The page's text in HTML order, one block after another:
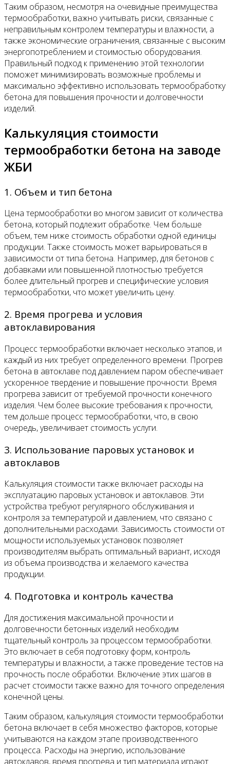
Таким образом, несмотря на очевидные преимущества
термообработки, важно учитывать риски, связанные с
неправильным контролем температуры и влажности, а
также экономические ограничения, связанные с высоким
энергопотреблением и стоимостью оборудования.
Правильный подход к применению этой технологии
поможет минимизировать возможные проблемы и
максимально эффективно использовать термообработку
бетона для повышения прочности и долговечности
изделий.
Калькуляция стоимости
термообработки бетона на заводе
ЖБИ
1. Объем и тип бетона
Цена термообработки во многом зависит от количества
бетона, который подлежит обработке. Чем больше
объем, тем ниже стоимость обработки одной единицы
продукции. Также стоимость может варьироваться в
зависимости от типа бетона. Например, для бетонов с
добавками или повышенной плотностью требуется
более длительный прогрев и специфические условия
термообработки, что может увеличить цену.
2. Время прогрева и условия
автоклавирования
Процесс термообработки включает несколько этапов, и
каждый из них требует определенного времени. Прогрев
бетона в автоклаве под давлением паром обеспечивает
ускоренное твердение и повышение прочности. Время
прогрева зависит от требуемой прочности конечного
изделия. Чем более высокие требования к прочности,
тем дольше процесс термообработки, что, в свою
очередь, увеличивает стоимость услуги.
3. Использование паровых установок и
автоклавов
Калькуляция стоимости также включает расходы на
эксплуатацию паровых установок и автоклавов. Эти
устройства требуют регулярного обслуживания и
контроля за температурой и давлением, что связано с
дополнительными расходами. Зависимость стоимости от
мощности используемых установок позволяет
производителям выбрать оптимальный вариант, исходя
из объема производства и желаемого качества
продукции.
4. Подготовка и контроль качества
Для достижения максимальной прочности и
долговечности бетонных изделий необходим
тщательный контроль за процессом термообработки.
Это включает в себя подготовку форм, контроль
температуры и влажности, а также проведение тестов на
прочность после обработки. Включение этих шагов в
расчет стоимости также важно для точного определения
конечной цены.
Таким образом, калькуляция стоимости термообработки
бетона включает в себя множество факторов, которые
учитываются на каждом этапе производственного
процесса. Расходы на энергию, использование
автоклавов, время прогрева и тип материала играют